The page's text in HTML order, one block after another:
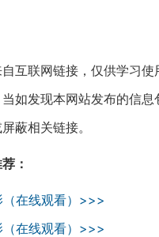
互联网链接，仅供学习
如发现本网站发布的信
蔽相关链接。
：
（在线观看）>>>
（在线观看）>>>